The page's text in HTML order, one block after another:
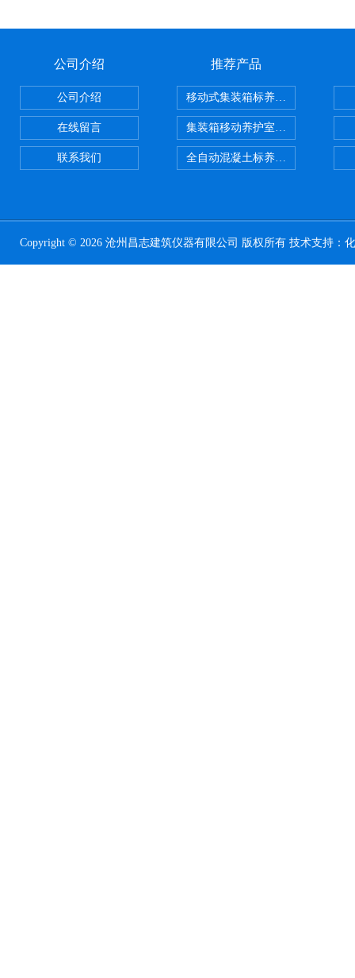
公司介绍
公司介绍
在线留言
联系我们
推荐产品
移动式集装箱标养室 养护室设备
集装箱移动养护室 标养室
全自动混凝土标养室恒温恒湿设备
Copyright © 2026 沧州昌志建筑仪器有限公司 版权所有 技术支持：